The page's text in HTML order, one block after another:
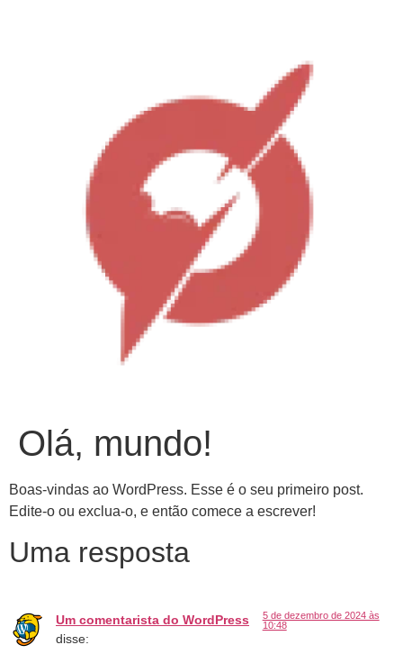
Olá, mundo!
Boas-vindas ao WordPress. Esse é o seu primeiro post.
Edite-o ou exclua-o, e então comece a escrever!
Uma resposta
Um comentarista do WordPress
disse:
5 de dezembro de 2024 às
10:48